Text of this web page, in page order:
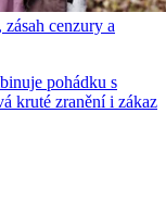
cenzury a
pohádku s
kruté zranění i zákaz